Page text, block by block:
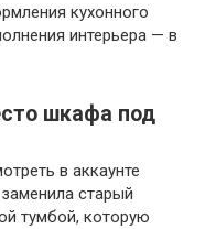
кухонного
интерьера — в
шкафа под
в аккаунте
старый
тумбой, которую